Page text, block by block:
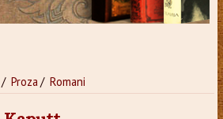
/ Proza/ Romani